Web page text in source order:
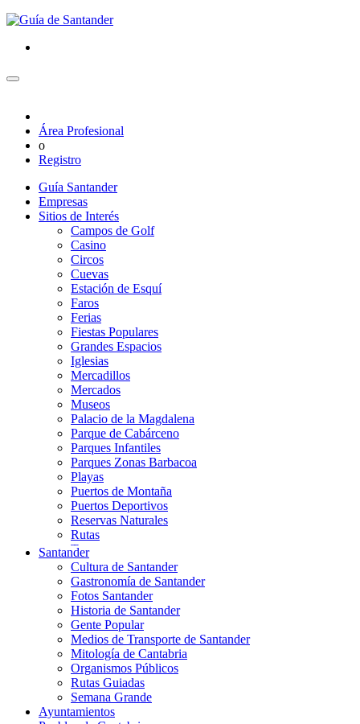
Área Profesional
o
Registro
Guía Santander
Empresas
Sitios de Interés
Campos de Golf
Casino
Circos
Cuevas
Estación de Esquí
Faros
Ferias
Fiestas Populares
Grandes Espacios
Iglesias
Mercadillos
Mercados
Museos
Palacio de la Magdalena
Parque de Cabárceno
Parques Infantiles
Parques Zonas Barbacoa
Playas
Puertos de Montaña
Puertos Deportivos
Reservas Naturales
Rutas
Teatros
Teléferico
Zoológicos
Santander
Cultura de Santander
Gastronomía de Santander
Fotos Santander
Historia de Santander
Gente Popular
Medios de Transporte de Santander
Mitología de Cantabria
Organismos Públicos
Rutas Guiadas
Semana Grande
Ayuntamientos